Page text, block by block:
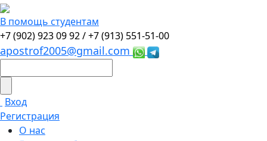
В помощь студентам
+7 (902) 923 09 92 /+7 (913) 551-51-00
apostrof2005@gmail.com
Вход
Регистрация
О нас